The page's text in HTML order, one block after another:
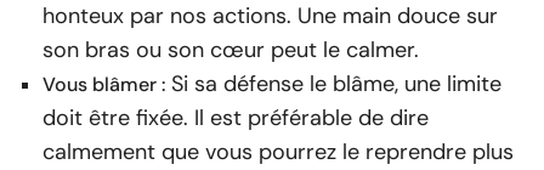
honteux par nos actions. Une main douce sur
son bras ou son cœur peut le calmer.
Vous blâmer : Si sa défense le blâme, une limite
doit être fixée. Il est préférable de dire
calmement que vous pourrez le reprendre plus